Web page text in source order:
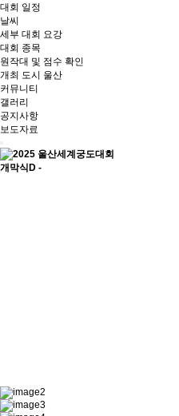
대회 일정
날씨
세부 대회 요강
대회 종목
원작대 및 점수 확인
개최 도시 울산
커뮤니티
갤러리
공지사항
보도자료
개막식 D -